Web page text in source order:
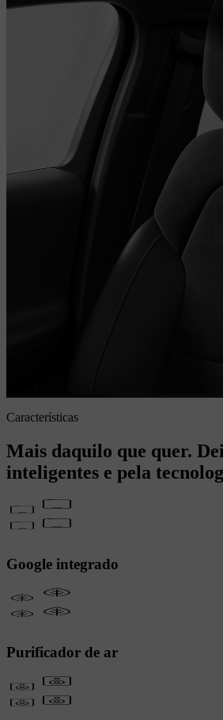
Características
Mais daquilo que quer.
inteligentes e pela
Google integrado
Purificador de ar